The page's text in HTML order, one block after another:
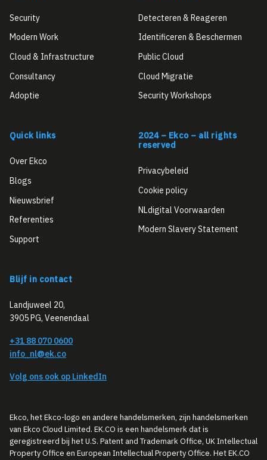
Security
Modern Work
Cloud & Infrastructure
Consultancy
Adoptie
Detecteren & Reageren
Identificeren & Beschermen
Public Cloud
Cloud Migratie
Security Workshops
Quick links
Over Ekco
Blogs
Nieuwsbrief
Referenties
Support
2024 – Ekco – all rights
reserved
Privacybeleid
Cookie policy
NLdigital Voorwaarden
Modern Slavery Statement
Blijf in contact
Landjuweel 20,
3905 PG, Veenendaal
+31 88 070 0600
info_nl@ek.co
Volg ons ook op LinkedIn
Ekco, het Ekco-logo en andere handelsmerken, zijn handelsmerken
van Ekco Cloud Limited. EK.CO is een handelsmerk dat is
geregistreerd bij het U.S. Patent and Trademark Office, UK Intellectual
Property Office en European Intellectual Property Office. Het EK.CO